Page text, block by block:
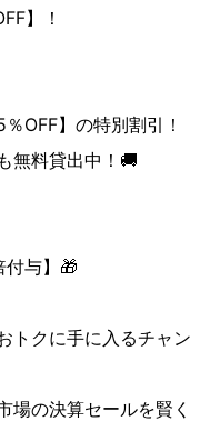
】！
OFF】の特別割引！
無料貸出中！🚚
付与】🎁
トクに手に入るチャン
場の決算セールを賢く